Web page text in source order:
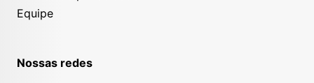
Equipe
Nossas redes